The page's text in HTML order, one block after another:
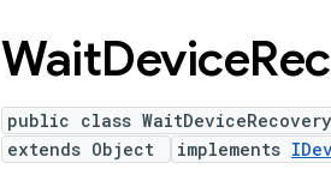
WaitDevice
public class WaitDeviceRecovery
extends Object
implements